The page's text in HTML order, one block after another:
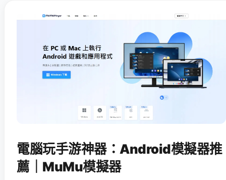
電腦玩手游神器：Android模擬器推
薦｜MuMu模擬器